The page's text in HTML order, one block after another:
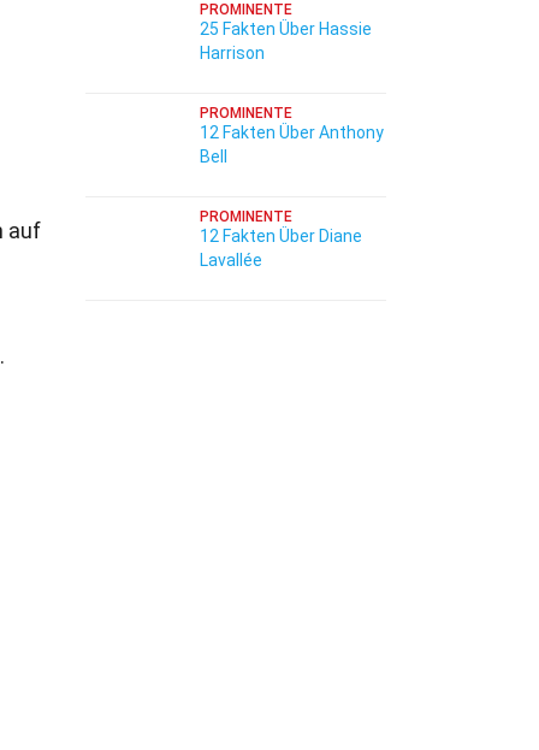
auf
PROMINENTE
25 Fakten Über Hassie
Harrison
PROMINENTE
12 Fakten Über Anthony
Bell
PROMINENTE
12 Fakten Über Diane
Lavallée